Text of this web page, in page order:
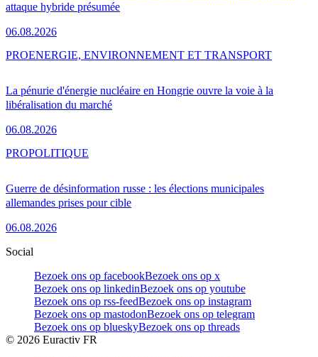
attaque hybride présumée
06.08.2026
La pénurie d'énergie nucléaire en Hongrie ouvre la voie à la
libéralisation du marché
06.08.2026
PROENERGIE, ENVIRONNEMENT ET TRANSPORT
Guerre de désinformation russe : les élections municipales
allemandes prises pour cible
06.08.2026
PROPOLITIQUE
Social
Bezoek ons op facebookBezoek ons op x
Bezoek ons op linkedinBezoek ons op youtube
Bezoek ons op rss-feedBezoek ons op instagram
Bezoek ons op mastodonBezoek ons op telegram
Bezoek ons op blueskyBezoek ons op threads
© 2026 Euractiv FR